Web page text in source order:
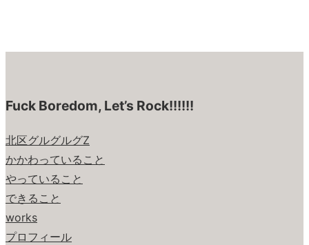
Fuck Boredom, Let’s Rock!!!!!!
北区グルグルグZ
かかわっていること
やっていること
できること
works
プロフィール